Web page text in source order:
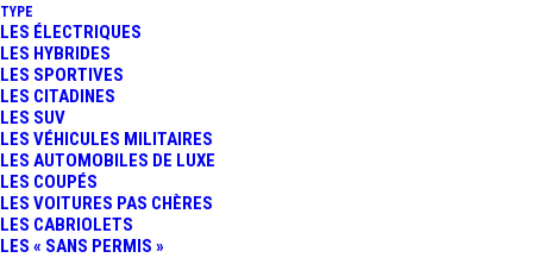
TYPE
LES ÉLECTRIQUES
LES HYBRIDES
LES SPORTIVES
LES CITADINES
LES SUV
LES VÉHICULES MILITAIRES
LES AUTOMOBILES DE LUXE
LES COUPÉS
LES VOITURES PAS CHÈRES
LES CABRIOLETS
LES « SANS PERMIS »
Prix des carburants
08/08/2026